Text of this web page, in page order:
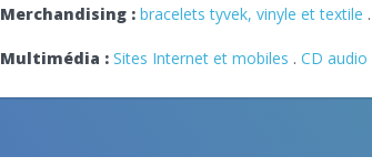
Merchandising : bracelets tyvek, vinyle et textile .
Multimédia : Sites Internet et mobiles . CD audio